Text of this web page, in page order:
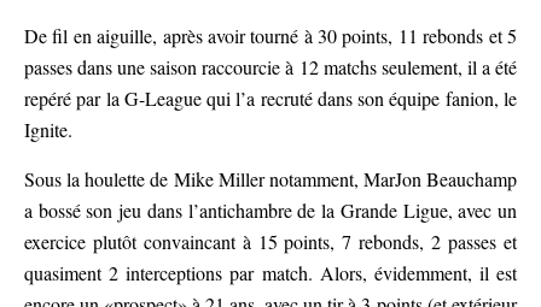
De fil en aiguille, après avoir tourné à 30 points, 11 rebonds et 5
passes dans une saison raccourcie à 12 matchs seulement, il a été
repéré par la G-League qui l’a recruté dans son équipe fanion, le
Ignite.
Sous la houlette de Mike Miller notamment, MarJon Beauchamp
a bossé son jeu dans l’antichambre de la Grande Ligue, avec un
exercice plutôt convaincant à 15 points, 7 rebonds, 2 passes et
quasiment 2 interceptions par match. Alors, évidemment, il est